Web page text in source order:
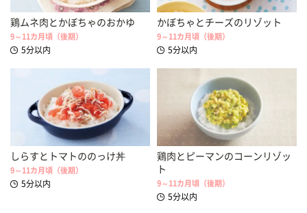
鶏ムネ肉とかぼちゃのおかゆ
9～11カ月頃（後期）
5分以内
かぼちゃとチーズのリゾット
9～11カ月頃（後期）
5分以内
しらすとトマトののっけ丼
9～11カ月頃（後期）
5分以内
鶏肉とピーマンのコーンリゾッ
ト
9～11カ月頃（後期）
5分以内